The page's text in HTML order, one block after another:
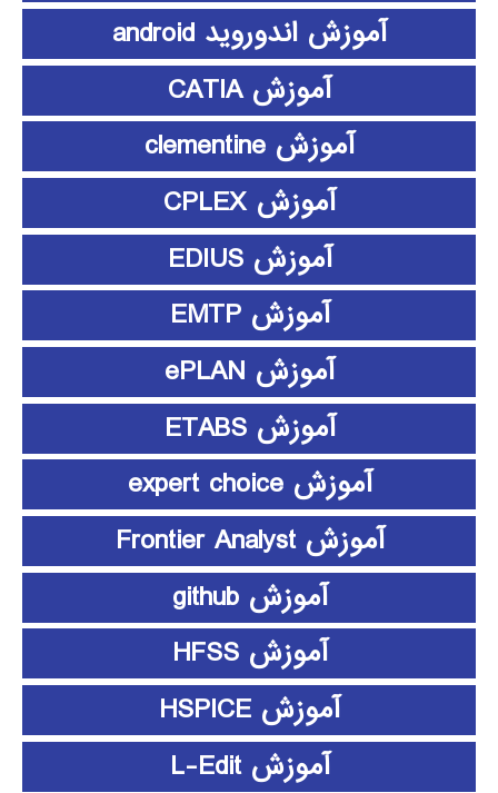
آموزش اندوروید android
آموزش CATIA
آموزش clementine
آموزش CPLEX
آموزش EDIUS
آموزش EMTP
آموزش ePLAN
آموزش ETABS
آموزش expert choice
آموزش Frontier Analyst
آموزش github
آموزش HFSS
آموزش HSPICE
آموزش L-Edit